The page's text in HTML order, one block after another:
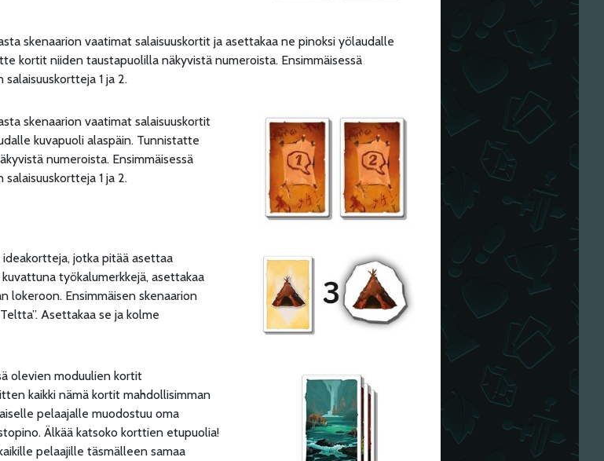
skenaarion vaatimat salaisuuskortit ja asettakaa ne pinoksi yölaudalle
kortit niiden taustapuolilla näkyvistä numeroista. Ensimmäisessä
1 ja 2.
skenaarion vaatimat salaisuuskortit
kuvapuoli alaspäin. Tunnistatte
numeroista. Ensimmäisessä
1 ja 2.
ideakortteja, jotka pitää asettaa
työkalumerkkejä, asettakaa
lokeroon. Ensimmäisen skenaarion
Asettakaa se ja kolme
olevien moduulien kortit
kaikki nämä kortit mahdollisimman
pelaajalle muodostuu oma
Älkää katsoko korttien etupuolia!
pelaajille täsmälleen samaa